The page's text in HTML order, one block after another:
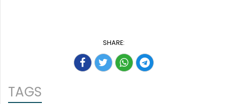
SHARE:
TAGS